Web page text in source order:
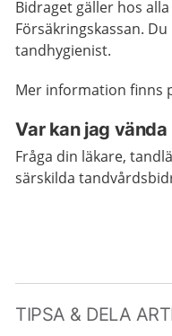
Bidraget gäller hos
Försäkringskassan.
tandhygienist.
Mer information finns
Var kan jag
Fråga din läkare,
särskilda
TIPSA & DELA